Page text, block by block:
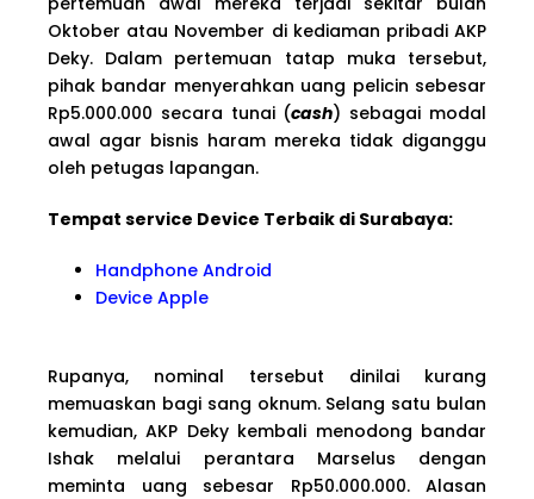
Oktober atau November di kediaman pribadi AKP
Deky. Dalam pertemuan tatap muka tersebut,
pihak bandar menyerahkan uang pelicin sebesar
Rp5.000.000 secara tunai (cash) sebagai modal
awal agar bisnis haram mereka tidak diganggu
oleh petugas lapangan.
Tempat service Device Terbaik di Surabaya:
Handphone Android
Device Apple
Rupanya, nominal tersebut dinilai kurang
memuaskan bagi sang oknum. Selang satu bulan
kemudian, AKP Deky kembali menodong bandar
Ishak melalui perantara Marselus dengan
meminta uang sebesar Rp50.000.000. Alasan